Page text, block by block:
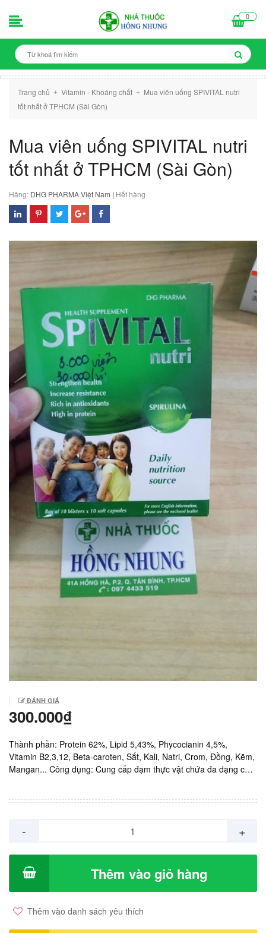
0
Trang chủ + Vitamin - Khoáng chất +
Mua viên uống SPIVITAL nutri
tốt nhất ở TPHCM (Sài Gòn)
Mua viên uống SPIVITAL nutri
tốt nhất ở TPHCM (Sài Gòn)
Hãng: DHG PHARMA Việt Nam | Hết hàng
ĐÁNH GIÁ
300.000₫
Thành phần: Protein 62%, Lipid 5,43%, Phycocianin 4,5%,
Vitamin B2,3,12, Beta-caroten, Sắt, Kali, Natri, Crom, Đồng, Kẽm,
Mangan... Công dụng: Cung cấp đạm thực vật chứa đa dạng các
giúp da khỏe... Sản xuất: DHG Việt Nam. Giá: 3.000vnd/ viên.
- +
Thêm vào giỏ hàng
Thêm vào danh sách yêu thích